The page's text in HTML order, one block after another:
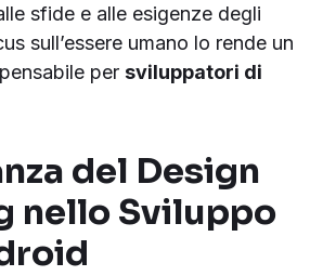
sfide e alle esigenze degli
sull’essere umano lo rende un
persviluppatori di
del Design
nello Sviluppo